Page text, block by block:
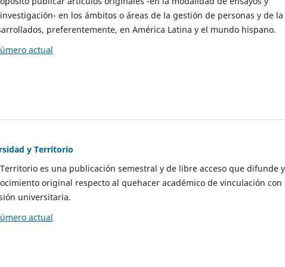
en los ámbitos o áreas de la gestión de personas y de la
preferentemente, en América Latina y el mundo hispano.
actual
y Territorio
es una publicación semestral y de libre acceso que difunde y
original respecto al quehacer académico de vinculación con
universitaria.
actual